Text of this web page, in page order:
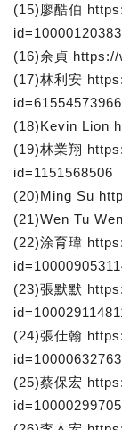
(15)廖酷伯
(16)余貞
(17)林利安
(18)Kevin Lion
(19)林業翔
id=1151568506
(20)Ming Su
(21)Wen Tu
(22)涂育瑋
(23)張默默
(24)張仕翰
(25)蔡保宏